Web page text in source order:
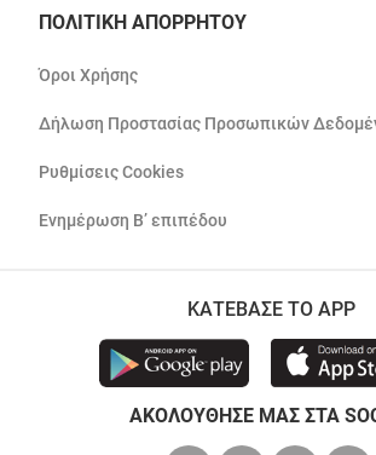
ΠΟΛΙΤΙΚΗ ΑΠΟΡΡΗΤΟΥ
Όροι Χρήσης
Δήλωση Προστασίας Προσωπικών
Ρυθμίσεις Cookies
Ενημέρωση Β’ επιπέδου
ΚΑΤΕΒΑΣΕ ΤΟ APP
ΑΚΟΛΟΥΘΗΣΕ ΜΑΣ ΣΤΑ